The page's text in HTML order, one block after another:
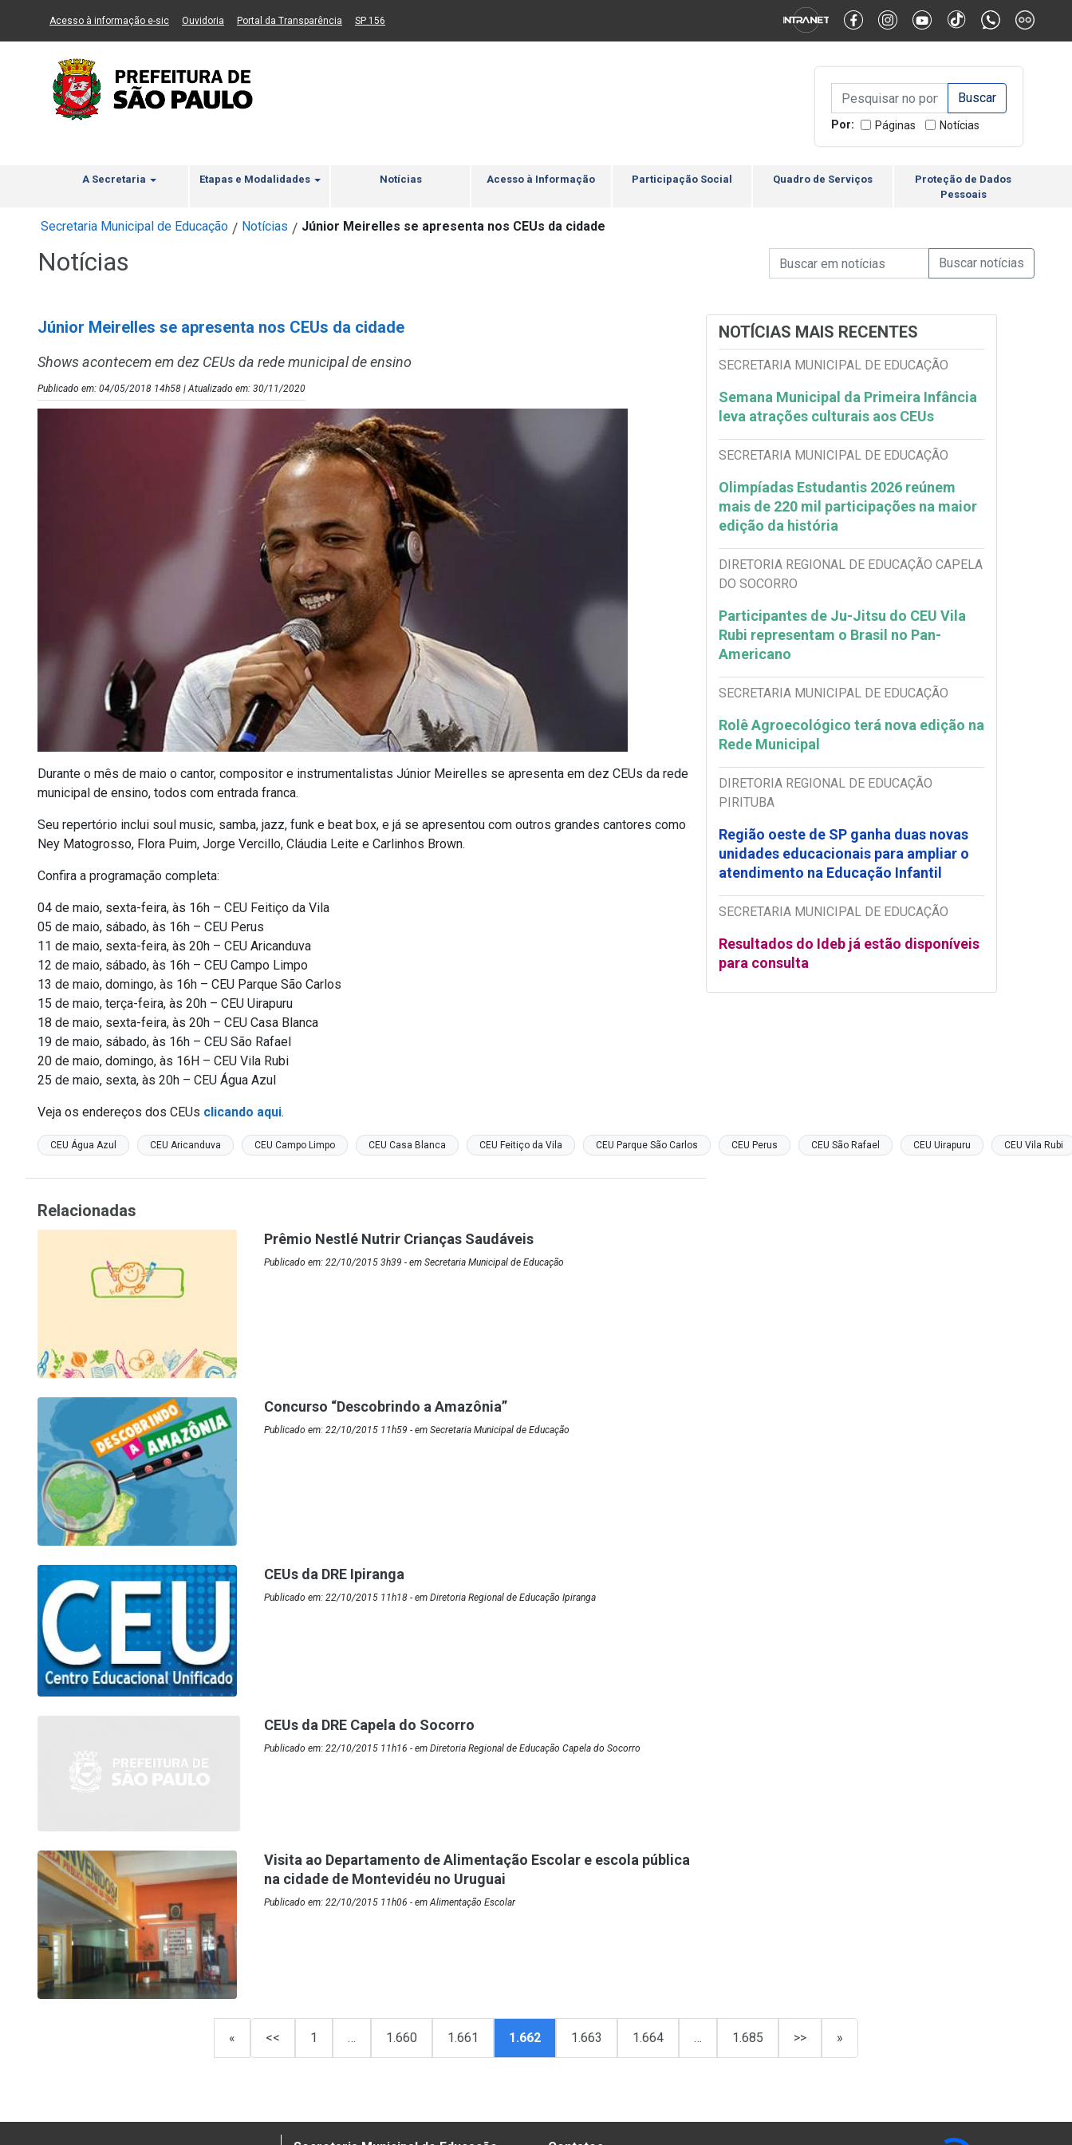
Ir ao Conteúdo Ir para menu principal 2 Ir para busca Ir para rodapé Alternar Alto Contraste Alternar Tamanho da Fonte
Acesso à informação e-sic(Link para um novo sítio)
Ouvidoria (Link para um novo sítio)
Portal da Transparência (Link para um novo sítio)
SP 156
Campo de Busca de
Campo de Busca de informaçõesEnviar a Busca
Por: Páginas Notícias
A Secretaria Etapas e Modalidades Notícias Acesso à Informação Participação Social Quadro de Serviços
Proteção de Dados
Pessoais
Secretaria Municipal de Educação / Notícias / Júnior Meirelles se apresenta nos CEUs da cidade
Notícias Campo de Busca de Notícias
Campo de Busca de informaçõesEnviar a Busca de
Júnior Meirelles se apresenta nos CEUs da cidade
Shows acontecem em dez CEUs da rede municipal de ensino
Publicado em: 04/05/2018 14h58 | Atualizado em: 30/11/2020
Durante o mês de maio o cantor, compositor e instrumentalistas Júnior Meirelles se apresenta em dez CEUs da rede
municipal de ensino, todos com entrada franca.
Seu repertório inclui soul music, samba, jazz, funk e beat box, e já se apresentou com outros grandes cantores como
Ney Matogrosso, Flora Puim, Jorge Vercillo, Cláudia Leite e Carlinhos Brown.
Confira a programação completa:
04 de maio, sexta-feira, às 16h – CEU Feitiço da Vila
05 de maio, sábado, às 16h – CEU Perus
11 de maio, sexta-feira, às 20h – CEU Aricanduva
12 de maio, sábado, às 16h – CEU Campo Limpo
13 de maio, domingo, às 16h – CEU Parque São Carlos
15 de maio, terça-feira, às 20h – CEU Uirapuru
18 de maio, sexta-feira, às 20h – CEU Casa Blanca
19 de maio, sábado, às 16h – CEU São Rafael
20 de maio, domingo, às 16H – CEU Vila Rubi
25 de maio, sexta, às 20h – CEU Água Azul
Veja os endereços dos CEUs clicando aqui.
CEU Água Azul CEU Aricanduva CEU Campo Limpo CEU Casa Blanca CEU Feitiço da Vila CEU Parque São Carlos CEU Perus CEU São Rafael CEU Uirapuru CEU Vila Rubi
NOTÍCIAS MAIS RECENTES
SECRETARIA MUNICIPAL DE EDUCAÇÃO
Semana Municipal da Primeira Infância
leva atrações culturais aos CEUs
SECRETARIA MUNICIPAL DE EDUCAÇÃO
Olimpíadas Estudantis 2026 reúnem
mais de 220 mil participações na maior
edição da história
DIRETORIA REGIONAL DE EDUCAÇÃO CAPELA
DO SOCORRO
Participantes de Ju-Jitsu do CEU Vila
Rubi representam o Brasil no Pan-
Americano
SECRETARIA MUNICIPAL DE EDUCAÇÃO
Rolê Agroecológico terá nova edição na
Rede Municipal
DIRETORIA REGIONAL DE EDUCAÇÃO
PIRITUBA
Região oeste de SP ganha duas novas
unidades educacionais para ampliar o
atendimento na Educação Infantil
SECRETARIA MUNICIPAL DE EDUCAÇÃO
Resultados do Ideb já estão disponíveis
para consulta
Relacionadas
Prêmio Nestlé Nutrir Crianças Saudáveis
Publicado em: 22/10/2015 3h39 - em Secretaria Municipal de Educação
Concurso “Descobrindo a Amazônia”
Publicado em: 22/10/2015 11h59 - em Secretaria Municipal de Educação
CEUs da DRE Ipiranga
Publicado em: 22/10/2015 11h18 - em Diretoria Regional de Educação Ipiranga
CEUs da DRE Capela do Socorro
Publicado em: 22/10/2015 11h16 - em Diretoria Regional de Educação Capela do Socorro
Visita ao Departamento de Alimentação Escolar e escola pública
na cidade de Montevidéu no Uruguai
Publicado em: 22/10/2015 11h06 - em Alimentação Escolar
« << 1 … 1.660 1.661 1.662 1.663 1.664 … 1.685 >> »